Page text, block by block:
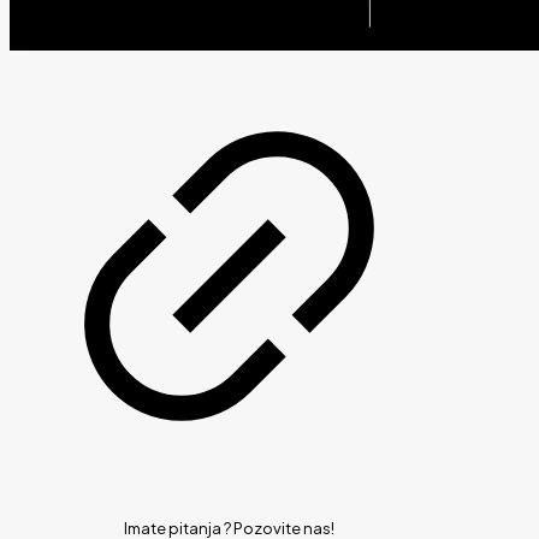
Imate pitanja ?Pozovite nas!